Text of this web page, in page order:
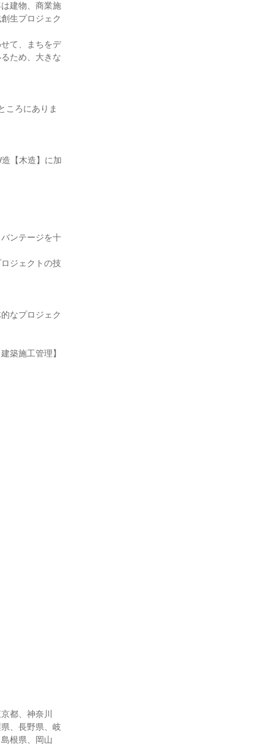
建物、商業施
生プロジェク
て、まちをデ
ため、大きな
ころにありま
【木造】に加
ンテージを十
ジェクトの技
なプロジェク
築施工管理】
都、神奈川
、長野県、岐
根県、岡山